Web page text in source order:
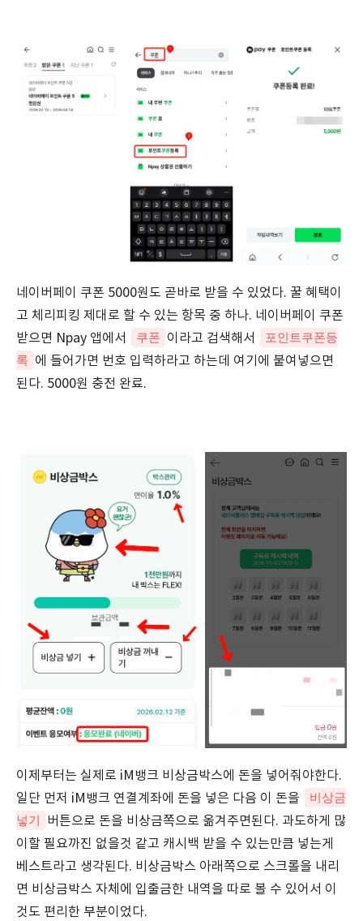
네이버페이 쿠폰 5000원도 곧바로 받을 수 있었다. 꿀 혜택이
고 체리피킹 제대로 할 수 있는 항목 중 하나. 네이버페이 쿠폰
받으면 Npay 앱에서
쿠폰 이라고 검색해서
포인트쿠폰등
록 에 들어가면 번호 입력하라고 하는데 여기에 붙여넣으면
된다. 5000원 충전 완료.
이제부터는 실제로 iM뱅크 비상금박스에 돈을 넣어줘야한다.
일단 먼저 iM뱅크 연결계좌에 돈을 넣은 다음 이 돈을
비상금
넣기
버튼으로 돈을 비상금쪽으로 옮겨주면된다. 과도하게 많
이할 필요까진 없을것 같고 캐시백 받을 수 있는만큼 넣는게
베스트라고 생각된다. 비상금박스 아래쪽으로 스크롤을 내리
면 비상금박스 자체에 입출금한 내역을 따로 볼 수 있어서 이
것도 편리한 부분이었다.